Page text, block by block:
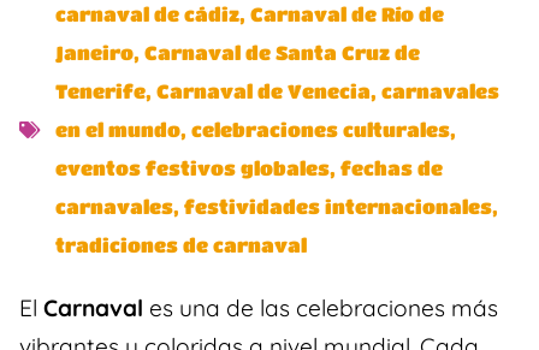
carnaval de cádiz, Carnaval de Río de
Janeiro, Carnaval de Santa Cruz de
Tenerife, Carnaval de Venecia, carnavales
en el mundo, celebraciones culturales,
eventos festivos globales, fechas de
carnavales, festividades internacionales,
tradiciones de carnaval
El Carnaval es una de las celebraciones más